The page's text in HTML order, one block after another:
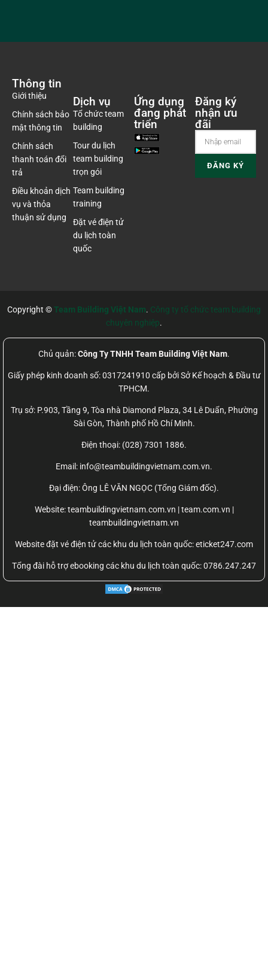
Thông tin
Giới thiệu
Chính sách bảo
mật thông tin
Chính sách
thanh toán đổi
trả
Điều khoản dịch
vụ và thỏa
thuận sử dụng
Dịch vụ
Tổ chức team
building
Tour du lịch
team building
trọn gói
Team building
training
Đặt vé điện tử
du lịch toàn
quốc
Ứng dụng
đang phát
triển
Đăng ký
nhận ưu
đãi
Copyright ©Team Building Việt Nam. Công ty tổ chức team building
chuyên nghiệp.
Chủ quản:Công Ty TNHH Team Building Việt Nam.
Giấy phép kinh doanh số: 0317241910 cấp bởi Sở Kế hoạch & Đầu tư
TPHCM.
Trụ sở: P.903, Tầng 9, Tòa nhà Diamond Plaza, 34 Lê Duẩn, Phường
Sài Gòn, Thành phố Hồ Chí Minh.
Điện thoại: (028) 7301 1886.
Email: info@teambuildingvietnam.com.vn.
Đại điện: Ông LÊ VĂN NGỌC (Tổng Giám đốc).
Website:teambuildingvietnam.com.vn | team.com.vn |
teambuildingvietnam.vn
Website đặt vé điện tử các khu du lịch toàn quốc: eticket247.com
Tổng đài hỗ trợ ebooking các khu du lịch toàn quốc: 0786.247.247